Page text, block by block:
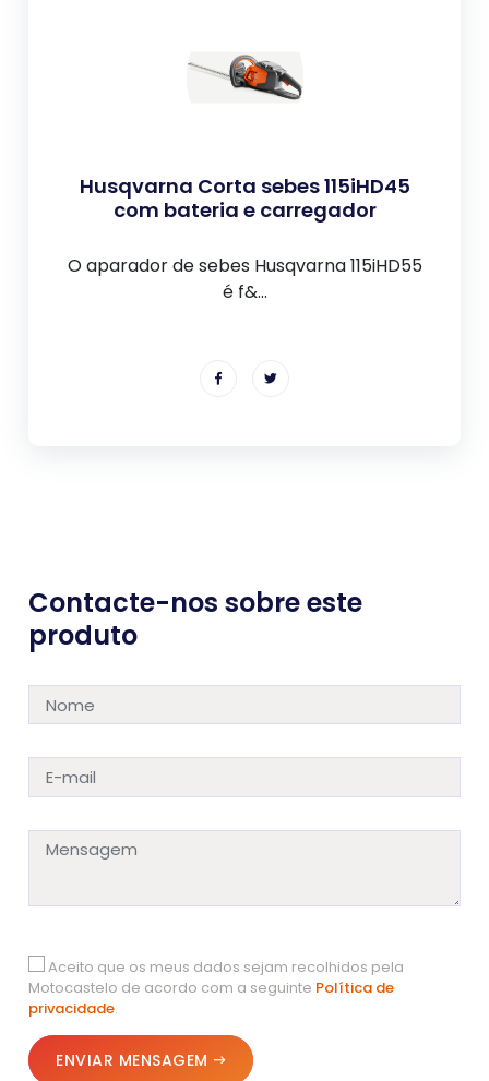
Husqvarna Corta sebes 115iHD45
com bateria e carregador
O aparador de sebes Husqvarna 115iHD55
é f&...
Contacte-nos sobre este
produto
Aceito que os meus dados sejam recolhidos pela
Motocastelo de acordo com a seguinte Política de
privacidade.
ENVIAR MENSAGEM